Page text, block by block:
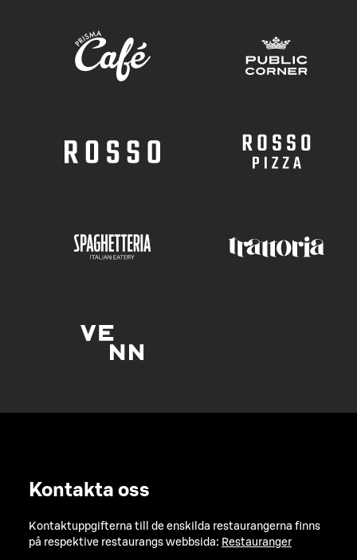
Kontakta oss
Kontaktuppgifterna till de enskilda restaurangerna finns
på respektive restaurangs webbsida: Restauranger